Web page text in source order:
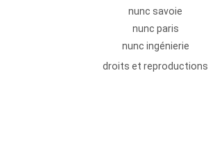
nunc savoie
nunc paris
nunc ingénierie
droits et reproductions